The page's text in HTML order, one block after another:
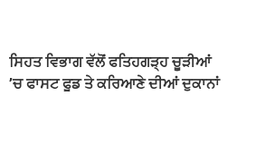
ਸਿਹਤ ਵਿਭਾਗ ਵੱਲੋਂ ਫਤਿਹਗੜ੍ਹ ਚੂੜੀਆਂ
’ਚ ਫਾਸਟ ਫੂਡ ਤੇ ਕਰਿਆਣੇ ਦੀਆਂ ਦੁਕਾਨਾਂ